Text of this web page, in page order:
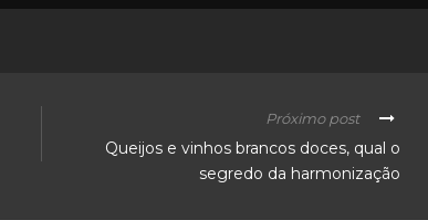
Próximo post
Queijos e vinhos brancos doces, qual o
segredo da harmonização